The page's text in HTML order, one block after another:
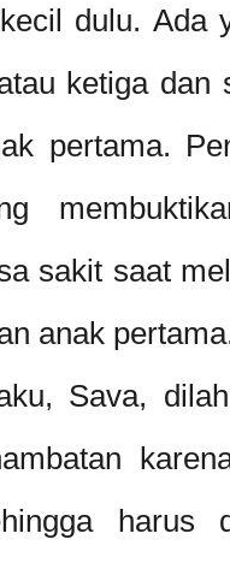
dulu. Ada
ketiga dan
pertama.
sakit saat
anak
Sava,
harus